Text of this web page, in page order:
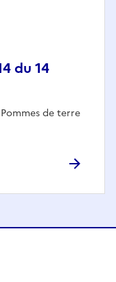
du 14
de terre